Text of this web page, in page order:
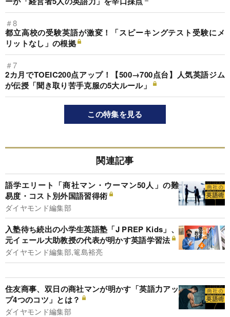
＃8
都立高校の受験英語が激変！「スピーキングテスト受験にメ
リットなし」の根拠
＃7
2カ月でTOEIC200点アップ！【500→700点台】人気英語ジム
が伝授「聞き取り苦手克服の5大ルール」
この特集を見る
関連記事
語学エリート「商社マン・ウーマン50人」の難
易度・コスト別外国語習得術
ダイヤモンド編集部
入塾待ち続出の小学生英語塾「J PREP Kids」、
元イェール大助教授の代表が明かす英語学習法
ダイヤモンド編集部,篭島裕亮
住友商事、双日の商社マンが明かす「英語力アッ
プ4つのコツ」とは？
ダイヤモンド編集部